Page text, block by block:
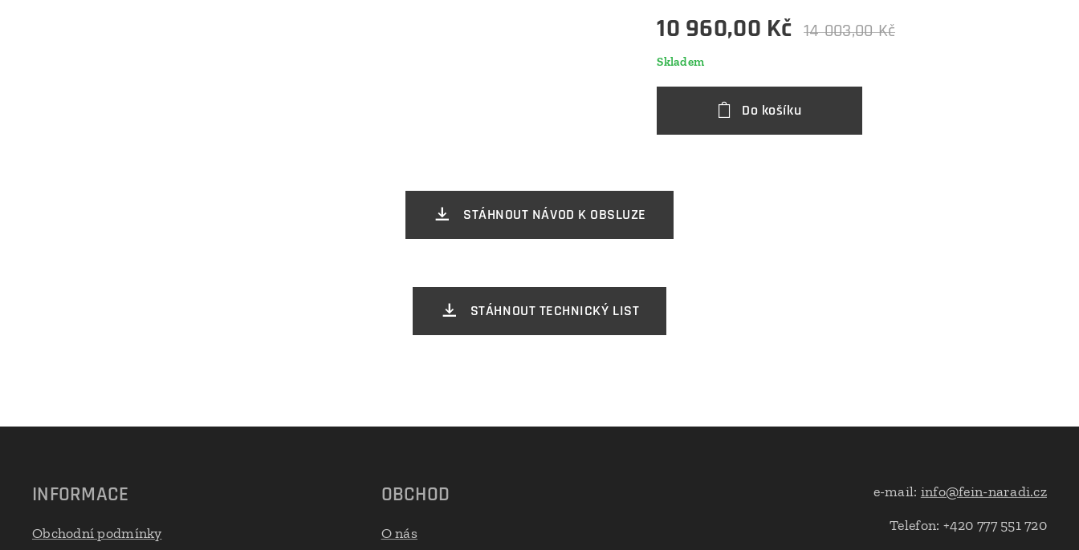
10 960,00 Kč 14 003,00Kč
Skladem
Do košíku
STÁHNOUT NÁVOD K OBSLUZE
STÁHNOUT TECHNICKÝ LIST
INFORMACE
Obchodní podmínky
OBCHOD
O nás
e-mail: info@fein-naradi.cz
Telefon: +420 777 551 720